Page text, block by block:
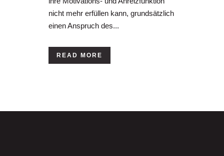
nicht mehr erfüllen kann, grundsätzlich
einen Anspruch des...
READ MORE